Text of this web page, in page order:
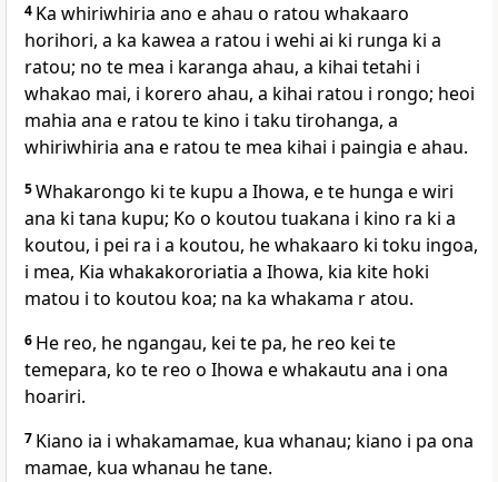
4 Ka whiriwhiria ano e ahau o ratou whakaaro
horihori, a ka kawea a ratou i wehi ai ki runga ki a
ratou; no te mea i karanga ahau, a kihai tetahi i
whakao mai, i korero ahau, a kihai ratou i rongo; heoi
mahia ana e ratou te kino i taku tirohanga, a
whiriwhiria ana e ratou te mea kihai i paingia e ahau.
5Whakarongo ki te kupu a Ihowa, e te hunga e wiri
ana ki tana kupu; Ko o koutou tuakana i kino ra ki a
koutou, i pei ra i a koutou, he whakaaro ki toku ingoa,
i mea, Kia whakakororiatia a Ihowa, kia kite hoki
matou i to koutou koa; na ka whakama r atou.
6 He reo, he ngangau, kei te pa, he reo kei te
temepara, ko te reo o Ihowa e whakautu ana i ona
hoariri.
7 Kiano ia i whakamamae, kua whanau; kiano i pa ona
mamae, kua whanau he tane.